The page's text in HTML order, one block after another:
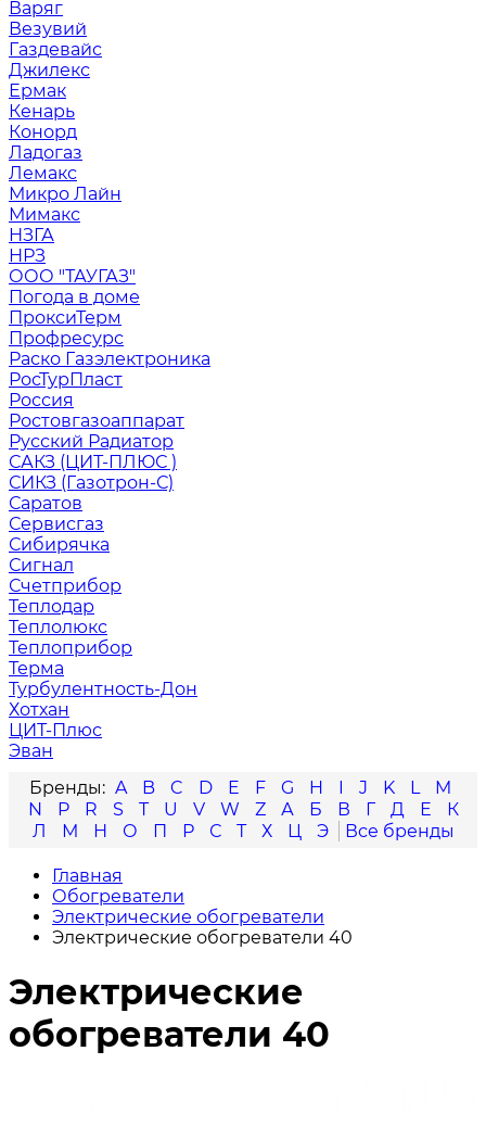
Варяг
Везувий
Газдевайс
Джилекс
Ермак
Кенарь
Конорд
Ладогаз
Лемакс
Микро Лайн
Мимакс
НЗГА
НРЗ
ООО "ТАУГАЗ"
Погода в доме
ПроксиТерм
Профресурс
Раско Газэлектроника
РосТурПласт
Россия
Ростовгазоаппарат
Русский Радиатор
САКЗ (ЦИТ-ПЛЮС )
СИКЗ (Газотрон-С)
Саратов
Сервисгаз
Сибирячка
Сигнал
Счетприбор
Теплодар
Теплолюкс
Теплоприбор
Терма
Турбулентность-Дон
Хотхан
ЦИТ-Плюс
Эван
A
B C D E F G H I J K L
M
N
P R S T U V W Z А Б В Г Д Е
К
Л
М Н О П Р С Т Х Ц Э
Главная
Обогреватели
Электрические обогреватели
Электрические обогреватели 40
Электрические
обогреватели 40